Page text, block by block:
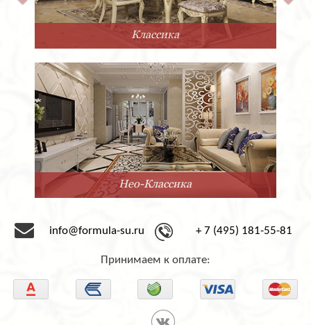
info@formula-su.ru + 7 (495) 181-55-81
Принимаем к оплате: